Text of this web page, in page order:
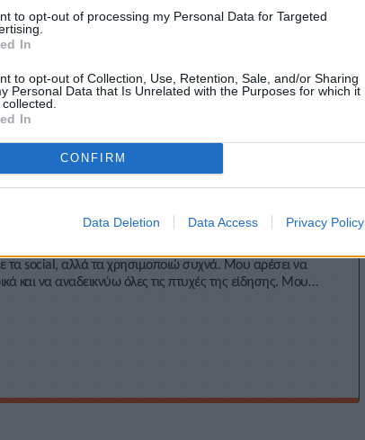
to opt-out of processing my Personal Data for Targeted
In
to opt-out of Collection, Use, Retention, Sale, and/or Sharing
Personal Data that Is Unrelated with the Purposes for which it
In
CONFIRM
Data Deletion Data Access Privacy Policy
από το 2022. Γράφω για τον Στίβο, Media, Viral κι όχι
τα social, αλλά τα χρησιμοποιώ συχνά. Μου αρέσει να
και να αναδεικνύω όλες τις πτυχές της είδησης. Μου